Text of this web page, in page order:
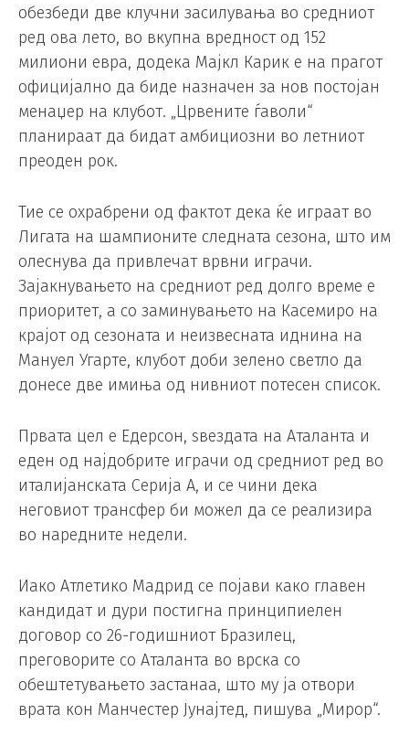
обезбеди две клучни засилувања во средниот
ред ова лето, во вкупна вредност од 152
милиони евра, додека Мајкл Карик е на прагот
официјално да биде назначен за нов постојан
менаџер на клубот. „Црвените ѓаволи“
планираат да бидат амбициозни во летниот
преоден рок.
Тие се охрабрени од фактот дека ќе играат во
Лигата на шампионите следната сезона, што им
олеснува да привлечат врвни играчи.
Зајакнувањето на средниот ред долго време е
приоритет, а со заминувањето на Касемиро на
крајот од сезоната и неизвесната иднина на
Мануел Угарте, клубот доби зелено светло да
донесе две имиња од нивниот потесен список.
Првата цел е Едерсон, ѕвездата на Аталанта и
еден од најдобрите играчи од средниот ред во
италијанската Серија А, и се чини дека
неговиот трансфер би можел да се реализира
во наредните недели.
Иако Атлетико Мадрид се појави како главен
кандидат и дури постигна принципиелен
договор со 26-годишниот Бразилец,
преговорите со Аталанта во врска со
обештетувањето застанаа, што му ја отвори
врата кон Манчестер Јунајтед, пишува „Мирор“.